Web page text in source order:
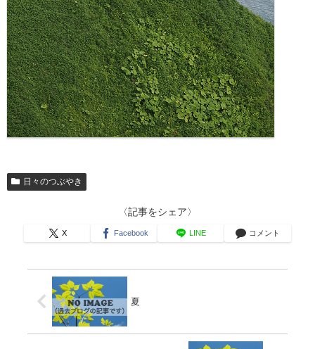
日々のつぶやき
〈記事をシェア〉
X Facebook LINE コメント
夏